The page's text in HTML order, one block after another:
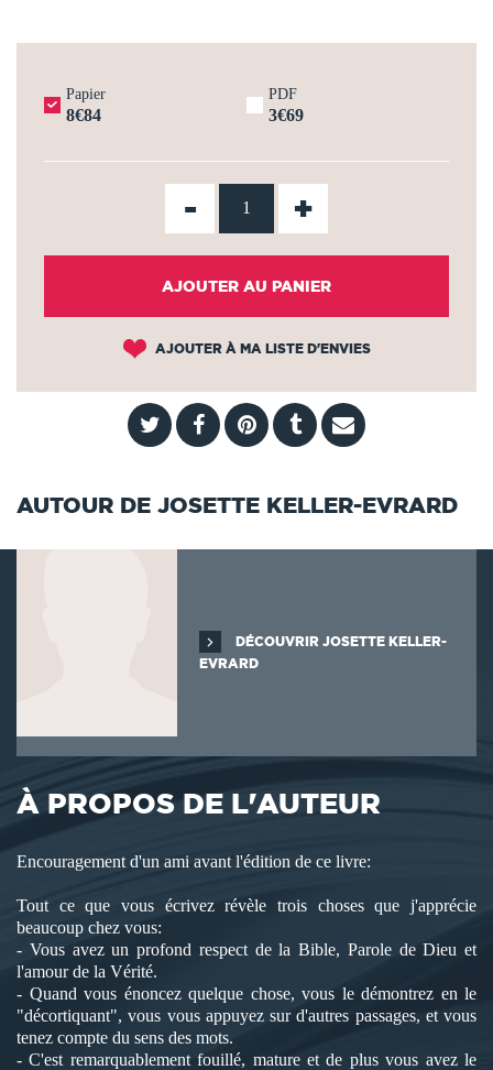
Papier
8€84
PDF
3€69
- +
AJOUTER AU PANIER
AJOUTER À MA LISTE D'ENVIES
AUTOUR DE JOSETTE KELLER-EVRARD
DÉCOUVRIR JOSETTE KELLER-
EVRARD
À PROPOS DE L'AUTEUR
Encouragement d'un ami avant l'édition de ce livre:
Tout ce que vous écrivez révèle trois choses que j'apprécie
beaucoup chez vous:
- Vous avez un profond respect de la Bible, Parole de Dieu et
l'amour de la Vérité.
- Quand vous énoncez quelque chose, vous le démontrez en le
"décortiquant", vous vous appuyez sur d'autres passages, et vous
tenez compte du sens des mots.
- C'est remarquablement fouillé, mature et de plus vous avez le